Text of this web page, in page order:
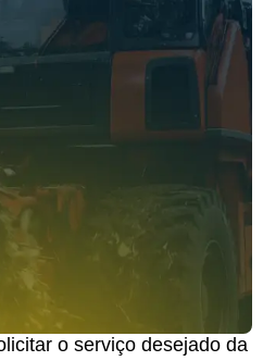
o serviço desejado da